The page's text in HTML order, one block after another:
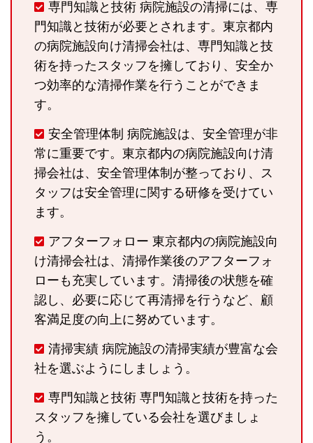
専門知識と技術 病院施設の清掃には、専
門知識と技術が必要とされます。東京都内
の病院施設向け清掃会社は、専門知識と技
術を持ったスタッフを擁しており、安全か
つ効率的な清掃作業を行うことができま
す。
安全管理体制 病院施設は、安全管理が非
常に重要です。東京都内の病院施設向け清
掃会社は、安全管理体制が整っており、ス
タッフは安全管理に関する研修を受けてい
ます。
アフターフォロー 東京都内の病院施設向
け清掃会社は、清掃作業後のアフターフォ
ローも充実しています。清掃後の状態を確
認し、必要に応じて再清掃を行うなど、顧
客満足度の向上に努めています。
清掃実績 病院施設の清掃実績が豊富な会
社を選ぶようにしましょう。
専門知識と技術 専門知識と技術を持った
スタッフを擁している会社を選びましょ
う。